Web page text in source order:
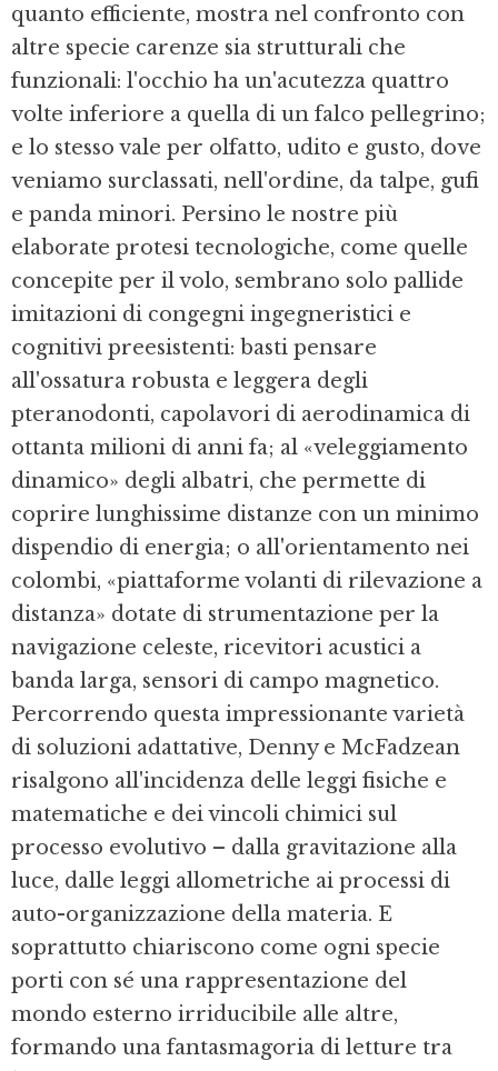
quanto efficiente, mostra nel confronto con
altre specie carenze sia strutturali che
funzionali: l'occhio ha un'acutezza quattro
volte inferiore a quella di un falco pellegrino;
e lo stesso vale per olfatto, udito e gusto, dove
veniamo surclassati, nell'ordine, da talpe, gufi
e panda minori. Persino le nostre più
elaborate protesi tecnologiche, come quelle
concepite per il volo, sembrano solo pallide
imitazioni di congegni ingegneristici e
cognitivi preesistenti: basti pensare
all'ossatura robusta e leggera degli
pteranodonti, capolavori di aerodinamica di
ottanta milioni di anni fa; al «veleggiamento
dinamico» degli albatri, che permette di
coprire lunghissime distanze con un minimo
dispendio di energia; o all'orientamento nei
colombi, «piattaforme volanti di rilevazione a
distanza» dotate di strumentazione per la
navigazione celeste, ricevitori acustici a
banda larga, sensori di campo magnetico.
Percorrendo questa impressionante varietà
di soluzioni adattative, Denny e McFadzean
risalgono all'incidenza delle leggi fisiche e
matematiche e dei vincoli chimici sul
processo evolutivo – dalla gravitazione alla
luce, dalle leggi allometriche ai processi di
auto-organizzazione della materia. E
soprattutto chiariscono come ogni specie
porti con sé una rappresentazione del
mondo esterno irriducibile alle altre,
formando una fantasmagoria di letture tra